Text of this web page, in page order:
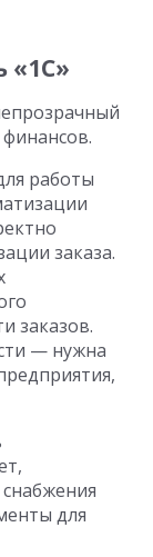
«1С»
работы
заказа.
заказов.
— нужна
для